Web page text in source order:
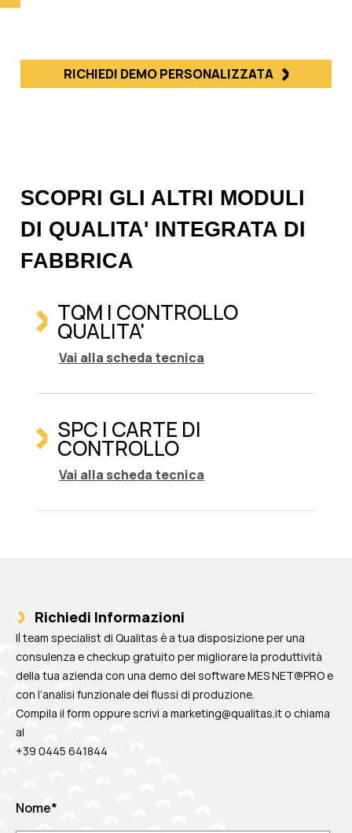
RICHIEDI DEMO PERSONALIZZATA
SCOPRI GLI ALTRI MODULI
DI QUALITA' INTEGRATA DI
FABBRICA
TQM | CONTROLLO
QUALITA'
Vai alla scheda tecnica
SPC | CARTE DI
CONTROLLO
Vai alla scheda tecnica
Richiedi Informazioni
Il team specialist di Qualitas è a tua disposizione per una
consulenza e checkup gratuito per migliorare la produttività
della tua azienda con una demo del software MES NET@PRO e
con l’analisi funzionale dei flussi di produzione.
Compila il form oppure scrivi a marketing@qualitas.it o chiama
al
+39 0445 641844
Nome*